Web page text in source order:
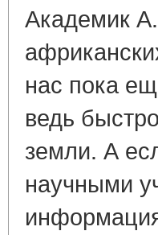
Академик
нас пока
ведь
земли. А
научными